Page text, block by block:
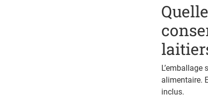
alimentaire.
inclus.